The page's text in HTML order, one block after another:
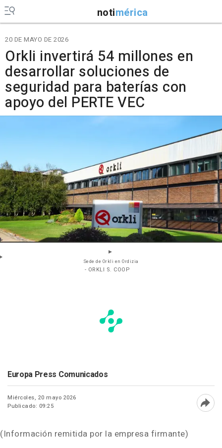
notimérica
20 DE MAYO DE 2026
Orkli invertirá 54 millones en
desarrollar soluciones de
seguridad para baterías con
apoyo del PERTE VEC
Sede de Orkli en Ordizia
- ORKLI S. COOP
Europa Press Comunicados
Miércoles, 20 mayo 2026
Publicado: 09:25
(Información remitida por la empresa firmante)